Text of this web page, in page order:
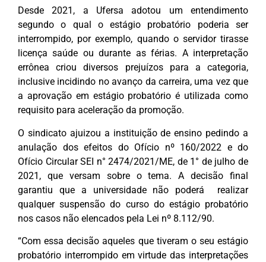
Desde 2021, a Ufersa adotou um entendimento
segundo o qual o estágio probatório poderia ser
interrompido, por exemplo, quando o servidor tirasse
licença saúde ou durante as férias. A interpretação
errônea criou diversos prejuízos para a categoria,
inclusive incidindo no avanço da carreira, uma vez que
a aprovação em estágio probatório é utilizada como
requisito para aceleração da promoção.
O sindicato ajuizou a instituição de ensino pedindo a
anulação dos efeitos do Ofício nº 160/2022 e do
Ofício Circular SEI n° 2474/2021/ME, de 1° de julho de
2021, que versam sobre o tema. A decisão final
garantiu que a universidade não poderá realizar
qualquer suspensão do curso do estágio probatório
nos casos não elencados pela Lei nº 8.112/90.
“Com essa decisão aqueles que tiveram o seu estágio
probatório interrompido em virtude das interpretações